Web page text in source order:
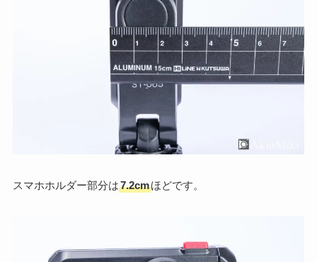
スマホホルダー部分は7.2cmほどです。